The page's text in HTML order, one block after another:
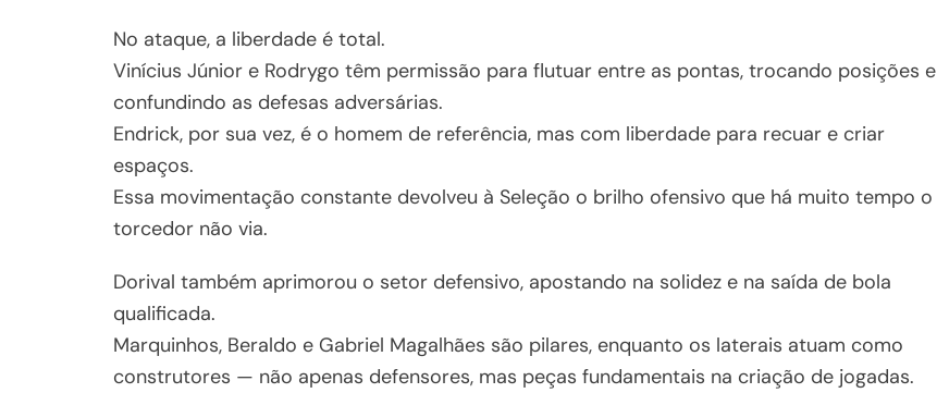
No ataque, a liberdade é total.
Vinícius Júnior e Rodrygo têm permissão para flutuar entre as pontas, trocando posições e
confundindo as defesas adversárias.
Endrick, por sua vez, é o homem de referência, mas com liberdade para recuar e criar
espaços.
Essa movimentação constante devolveu à Seleção o brilho ofensivo que há muito tempo o
torcedor não via.
Dorival também aprimorou o setor defensivo, apostando na solidez e na saída de bola
qualificada.
Marquinhos, Beraldo e Gabriel Magalhães são pilares, enquanto os laterais atuam como
construtores — não apenas defensores, mas peças fundamentais na criação de jogadas.